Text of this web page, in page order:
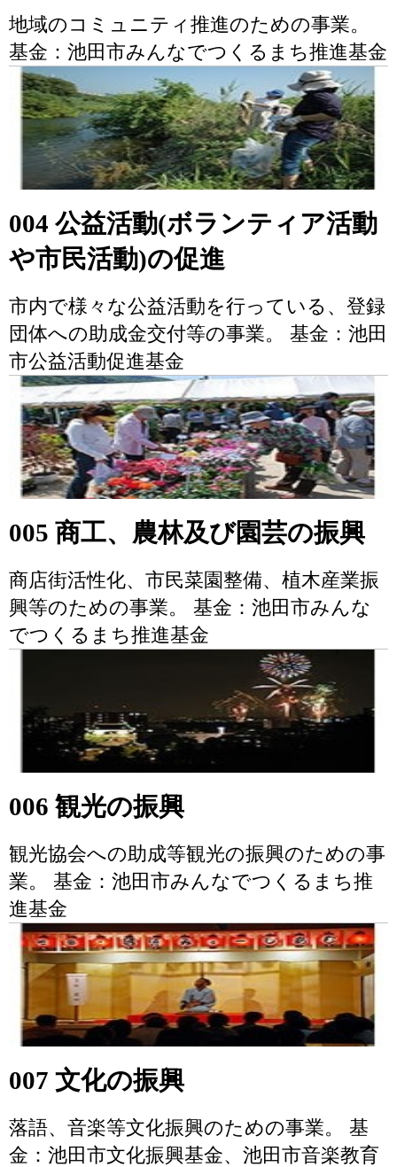
地域のコミュニティ推進のための事業。
基金：池田市みんなでつくるまち推進基金
004 公益活動(ボランティア活動
や市民活動)の促進
市内で様々な公益活動を行っている、登録
団体への助成金交付等の事業。 基金：池田
市公益活動促進基金
005 商工、農林及び園芸の振興
商店街活性化、市民菜園整備、植木産業振
興等のための事業。 基金：池田市みんな
でつくるまち推進基金
006 観光の振興
観光協会への助成等観光の振興のための事
業。 基金：池田市みんなでつくるまち推
進基金
007 文化の振興
落語、音楽等文化振興のための事業。 基
金：池田市文化振興基金、池田市音楽教育